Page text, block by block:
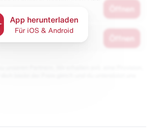
App herunterladen
Für iOS & Android